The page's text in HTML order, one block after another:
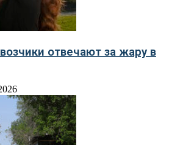
отвечают за жару в